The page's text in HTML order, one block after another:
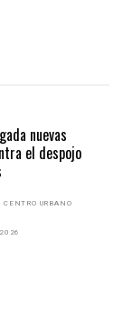
nuevas
el despojo
CENTRO URBANO